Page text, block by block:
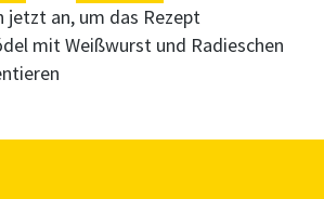
jetzt an, um das Rezept
mit Weißwurst und Radieschen